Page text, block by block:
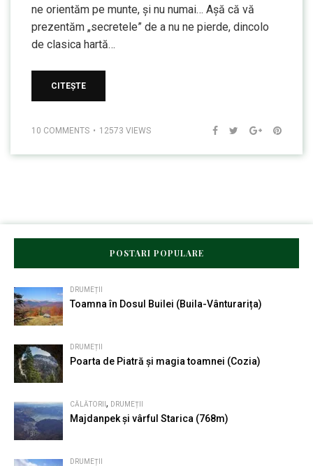
ne orientăm pe munte, și nu numai… Așă că vă
prezentăm „secretele” de a nu ne pierde, dincolo
de clasica hartă…
CITEȘTE
10 COMMENTS 12573 VIEWS
POSTARI POPULARE
DRUMEȚII
Toamna în Dosul Builei (Buila-Vânturarița)
DRUMEȚII
Poarta de Piatră și magia toamnei (Cozia)
CĂLĂTORII , DRUMEȚII
Majdanpek și vârful Starica (768m)
DRUMEȚII